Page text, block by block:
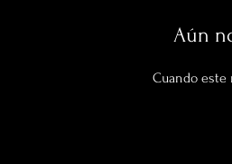
Aún
Cuando este